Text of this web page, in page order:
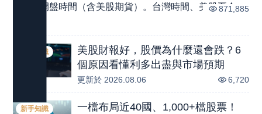
開盤時間（含美股期貨）。台灣時間、美股夏令、
871,885
新手知識
美股財報好，股價為什麼還會跌？6
個原因看懂利多出盡與市場預期
更新於 2026.08.06 6,720
新手知識
一檔布局近40國、1,000+檔股票！